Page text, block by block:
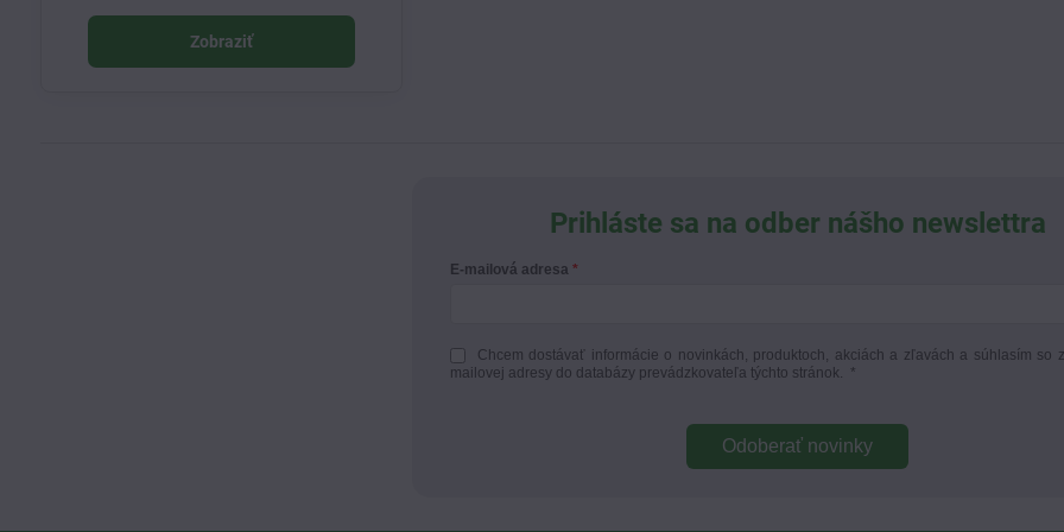
Zobraziť
Prihláste sa na odber nášho newslettra
E-mailová adresa
Chcem dostávať informácie o novinkách, produktoch, akciách a zľavách a súhlasím so
mailovej adresy do databázy prevádzkovateľa týchto stránok.
*
Odoberať novinky